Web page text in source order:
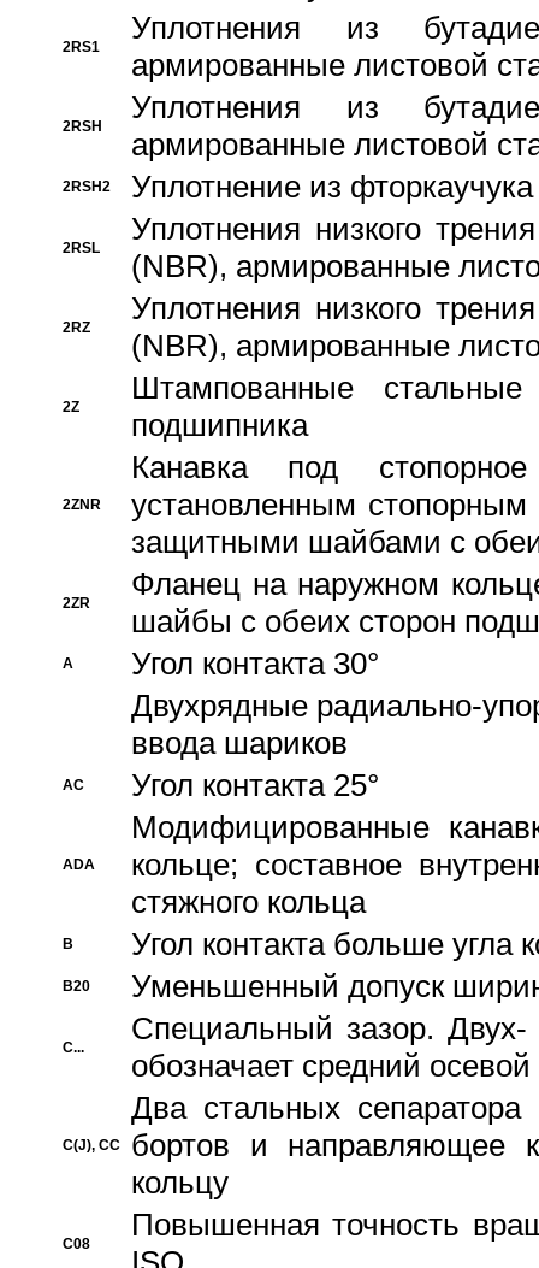
2RS1
Уплотнения из
армированные листовой
2RSH
Уплотнения из
армированные листовой
2RSH2 Уплотнение из
2RSL
Уплотнения низкого
(NBR), армированные
2RZ
Уплотнения низкого
(NBR), армированные
2Z
Штампованные
подшипника
2ZNR
Канавка под
установленным
защитными шайбами с
2ZR
Фланец на наружном
шайбы с обеих сторон
A
Угол контакта 30°
Двухрядные радиально-
ввода шариков
AC Угол контакта 25°
ADA
Модифицированные
кольце; составное
стяжного кольца
B Угол контакта больше угла
B20 Уменьшенный допуск
C...
Специальный зазор.
обозначает средний
C(J), CC
Два стальных сепаратора
бортов и направляющее
кольцу
C08
Повышенная точность